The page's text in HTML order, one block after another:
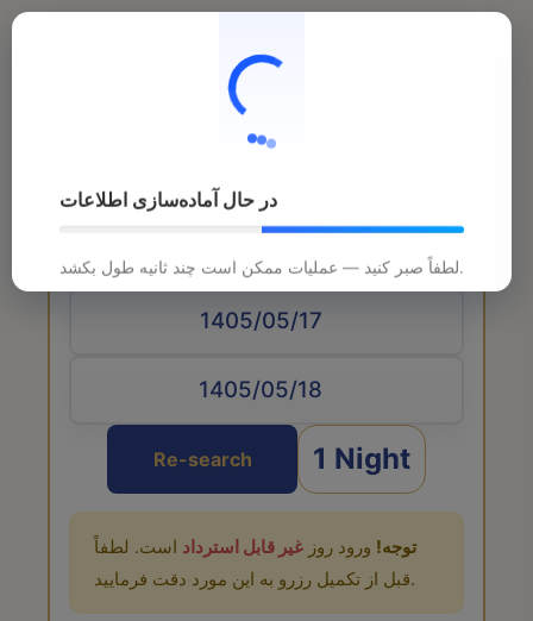
Arrival date
Re-search 1 Night
توجه! ورود روز غیر قابل استرداد است. لطفاً
قبل از تکمیل رزرو به این مورد دقت فرمایید.
در حال آماده‌سازی اطلاعات
لطفاً صبر کنید — عملیات ممکن است چند ثانیه طول بکشد.